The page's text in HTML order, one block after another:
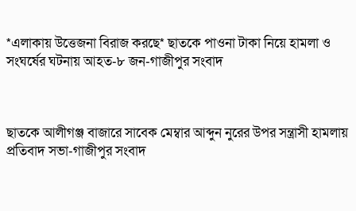
*এলাকায় উত্তেজনা বিরাজ করছে* ছাতকে পাওনা টাকা নিয়ে হামলা ও
সংঘর্ষের ঘটনায় আহত-৮ জন-গাজীপুর সংবাদ
ছাতকে আলীগঞ্জ বাজারে সাবেক মেম্বার আব্দুন নুরের উপর সন্ত্রাসী হামলায়
প্রতিবাদ সভা-গাজীপুর সংবাদ